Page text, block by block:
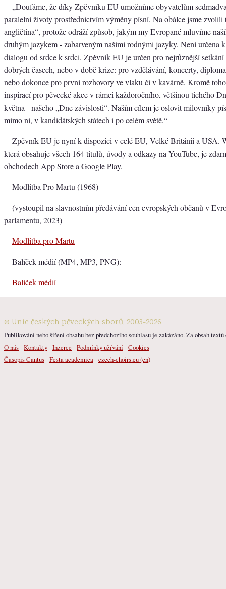
„Doufáme, že díky Zpěvníku EU umožníme obyvatelům
paralelní životy prostřednictvím výměny písní. Na obálce jsme zvolili
angličtina“, protože odráží způsob, jakým my Evropané mluvíme
druhým jazykem - zabarveným našimi rodnými jazyky. Není určena
dialogu od srdce k srdci. Zpěvník EU je určen pro nejrůznější
dobrých časech, nebo v době krize: pro vzdělávání, koncerty,
nebo dokonce pro první rozhovory ve vlaku či v kavárně. Kromě
inspirací pro pěvecké akce v rámci každoročního, většinou tichého
května - našeho „Dne závislosti“. Naším cílem je oslovit milovníky
mimo ni, v kandidátských státech i po celém světě.“
Zpěvník EU je nyní k dispozici v celé EU, Velké Británii a USA.
která obsahuje všech 164 titulů, úvody a odkazy na YouTube, je
obchodech App Store a Google Play.
Modlitba Pro Martu (1968)
(vystoupil na slavnostním předávání cen evropských občanů v
parlamentu, 2023)
Modlitba pro Martu
Balíček médií (MP4, MP3, PNG):
Balíček médií
© Unie českých pěveckých sborů, 2003-2026
Publikování nebo šíření obsahu bez předchozího souhlasu je zakázáno. Za obsah
O nás Kontakty Inzerce Podmínky užívání Cookies
Časopis Cantus Festa academica czech-choirs.eu (en)